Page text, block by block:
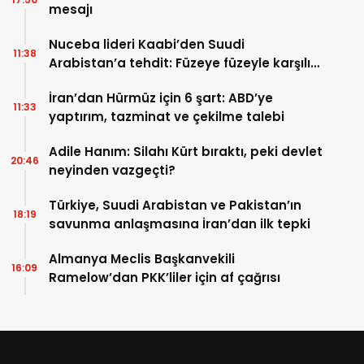
mesajı
Nuceba lideri Kaabi’den Suudi
Arabistan’a tehdit: Füzeye füzeyle karşılık
11:38
İran’dan Hürmüz için 6 şart: ABD’ye
yaptırım, tazminat ve çekilme talebi
11:33
Adile Hanım: Silahı Kürt bıraktı, peki devlet
neyinden vazgeçti?
20:46
Türkiye, Suudi Arabistan ve Pakistan’ın
savunma anlaşmasına İran’dan ilk tepki
18:19
Almanya Meclis Başkanvekili
Ramelow’dan PKK’liler için af çağrısı
16:09